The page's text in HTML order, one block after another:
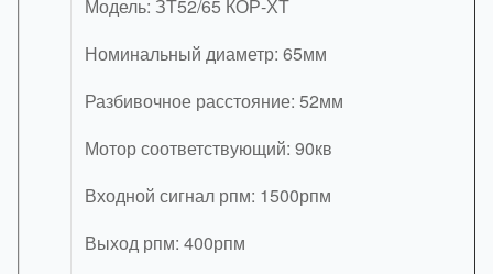
Модель: ЗТ52/65 КОР-ХТ
Номинальный диаметр: 65мм
Разбивочное расстояние: 52мм
Мотор соответствующий: 90кв
Входной сигнал рпм: 1500рпм
Выход рпм: 400рпм